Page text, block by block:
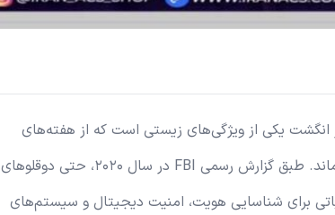
انگشت یکی از ویژگی‌های زیستی است که از هفته‌های
ابتدایی جنینی شکل می‌گیرد، کاملا منحصر به فرد است و تا پایان عمر ثابت می‌ماند. طبق گزارش رسمی FBI در سال ۲۰۲۰، حتی دوقلوهای
برای شناسایی هویت، امنیت دیجیتال و سیستم‌های